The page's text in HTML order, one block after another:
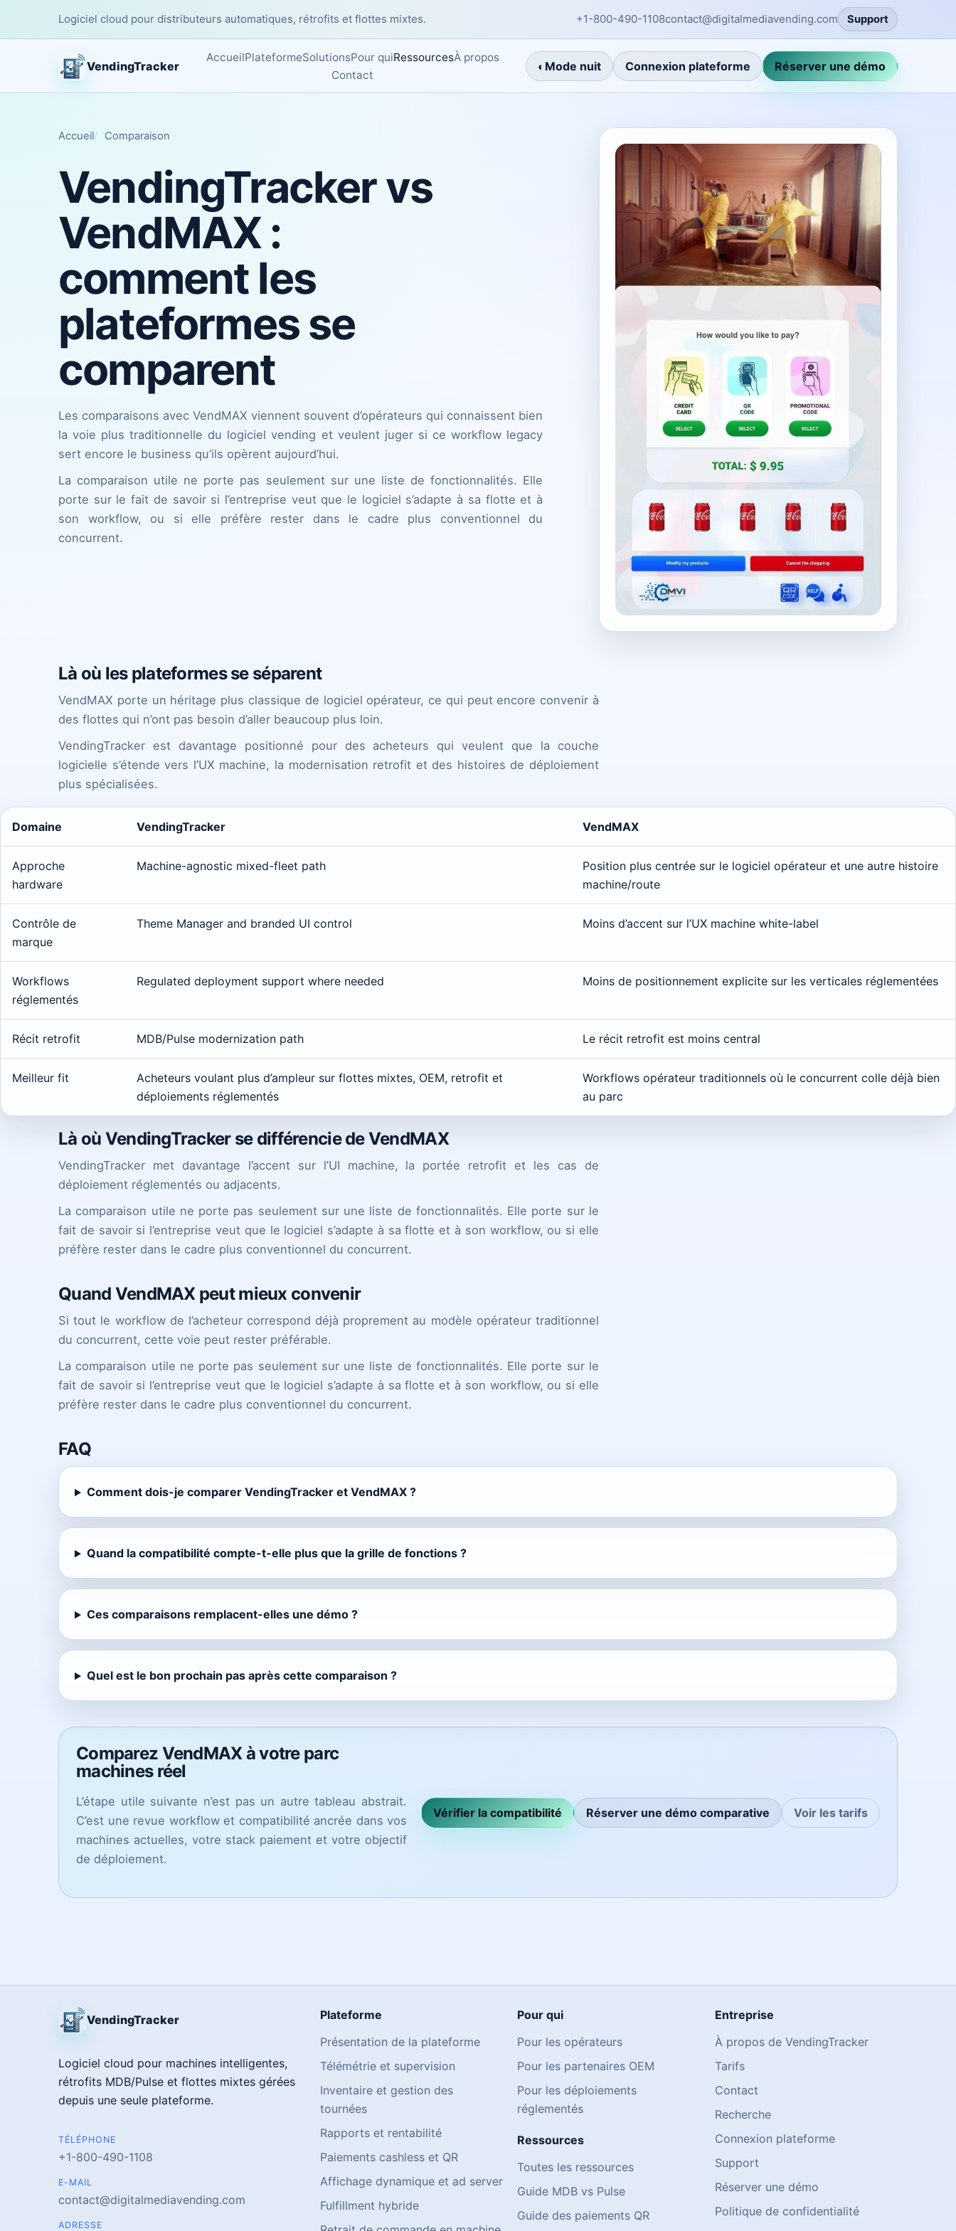
Logiciel cloud pour distributeurs automatiques, rétrofits et flottes mixtes. +1-800-490-1108contact@digitalmediavending.com Support
VendingTracker
AccueilPlateformeSolutionsPour quiRessourcesÀ propos
Contact
◐ Mode nuit Connexion plateforme Réserver une démo
Accueil Comparaison
VendingTracker vs
VendMAX :
comment les
plateformes se
comparent
Les comparaisons avec VendMAX viennent souvent d’opérateurs qui connaissent bien
la voie plus traditionnelle du logiciel vending et veulent juger si ce workflow legacy
sert encore le business qu’ils opèrent aujourd’hui.
La comparaison utile ne porte pas seulement sur une liste de fonctionnalités. Elle
porte sur le fait de savoir si l’entreprise veut que le logiciel s’adapte à sa flotte et à
son workflow, ou si elle préfère rester dans le cadre plus conventionnel du
concurrent.
Là où les plateformes se séparent
VendMAX porte un héritage plus classique de logiciel opérateur, ce qui peut encore convenir à
des flottes qui n’ont pas besoin d’aller beaucoup plus loin.
VendingTracker est davantage positionné pour des acheteurs qui veulent que la couche
logicielle s’étende vers l’UX machine, la modernisation retrofit et des histoires de déploiement
plus spécialisées.
Domaine VendingTracker VendMAX
Approche
hardware
Machine-agnostic mixed-fleet path
Position plus centrée sur le logiciel opérateur et une autre histoire
machine/route
Contrôle de
marque
Theme Manager and branded UI control Moins d’accent sur l’UX machine white-label
Workflows
réglementés
Regulated deployment support where needed Moins de positionnement explicite sur les verticales réglementées
Récit retrofit MDB/Pulse modernization path Le récit retrofit est moins central
Meilleur fit
Acheteurs voulant plus d’ampleur sur flottes mixtes, OEM, retrofit et
déploiements réglementés
Workflows opérateur traditionnels où le concurrent colle déjà bien
au parc
Là où VendingTracker se différencie de VendMAX
VendingTracker met davantage l’accent sur l’UI machine, la portée retrofit et les cas de
déploiement réglementés ou adjacents.
La comparaison utile ne porte pas seulement sur une liste de fonctionnalités. Elle porte sur le
fait de savoir si l’entreprise veut que le logiciel s’adapte à sa flotte et à son workflow, ou si elle
préfère rester dans le cadre plus conventionnel du concurrent.
Quand VendMAX peut mieux convenir
Si tout le workflow de l’acheteur correspond déjà proprement au modèle opérateur traditionnel
du concurrent, cette voie peut rester préférable.
La comparaison utile ne porte pas seulement sur une liste de fonctionnalités. Elle porte sur le
fait de savoir si l’entreprise veut que le logiciel s’adapte à sa flotte et à son workflow, ou si elle
préfère rester dans le cadre plus conventionnel du concurrent.
FAQ
Comment dois-je comparer VendingTracker et VendMAX ?
Quand la compatibilité compte-t-elle plus que la grille de fonctions ?
Ces comparaisons remplacent-elles une démo ?
Quel est le bon prochain pas après cette comparaison ?
Comparez VendMAX à votre parc
machines réel
L’étape utile suivante n’est pas un autre tableau abstrait.
C’est une revue workflow et compatibilité ancrée dans vos
machines actuelles, votre stack paiement et votre objectif
de déploiement.
Vérifier la compatibilité Réserver une démo comparative Voir les tarifs
VendingTracker
Logiciel cloud pour machines intelligentes,
rétrofits MDB/Pulse et flottes mixtes gérées
depuis une seule plateforme.
TÉLÉPHONE
+1-800-490-1108
E-MAIL
contact@digitalmediavending.com
ADRESSE
Plateforme
Présentation de la plateforme
Télémétrie et supervision
Inventaire et gestion des
tournées
Rapports et rentabilité
Paiements cashless et QR
Affichage dynamique et ad server
Fulfillment hybride
Pour qui
Pour les opérateurs
Pour les partenaires OEM
Pour les déploiements
réglementés
Ressources
Toutes les ressources
Guide MDB vs Pulse
Guide des paiements QR
Entreprise
À propos de VendingTracker
Tarifs
Contact
Recherche
Connexion plateforme
Support
Réserver une démo
Politique de confidentialité